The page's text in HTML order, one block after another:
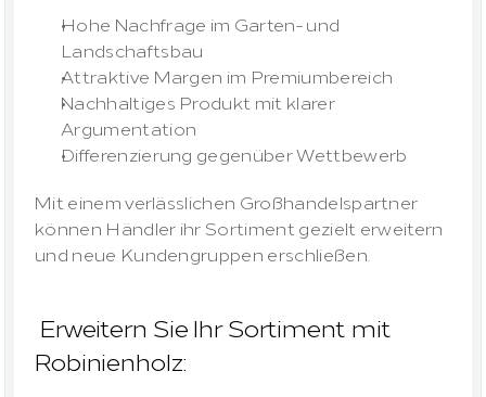
Hohe Nachfrage im Garten- und
Landschaftsbau
Attraktive Margen im Premiumbereich
Nachhaltiges Produkt mit klarer
Argumentation
Differenzierung gegenüber Wettbewerb
Mit einem verlässlichen Großhandelspartner
können Händler ihr Sortiment gezielt erweitern
und neue Kundengruppen erschließen.
Erweitern Sie Ihr Sortiment mit
Robinienholz: